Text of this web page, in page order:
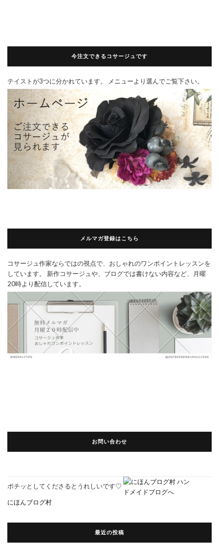
今注文できるコサージュです
テイストが3つに分かれています。 メニューより選んでご覧下さい。
メルマガ登録はこちら
コサージュ作家ならではの視点で、おしゃれのワンポイントレッスンを
しています。 新作コサージュや、ブログでは書けない内容など、月曜
20時より配信しています。
お問い合わせ
ポチッとしてくださるとうれしいです♡
にほんブログ村
最近の投稿